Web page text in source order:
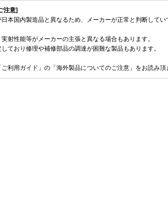
注意]
本国内製造品と異なるため、メーカーが正常と判断して
射性能等がメーカーの主張と異なる場合もあります。
ており修理や補修部品の調達が困難な製品もあります。
利用ガイド」の「海外製品についてのご注意」をお読み頂